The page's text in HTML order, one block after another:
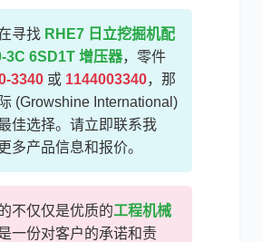
寻找 RHE7 日立挖掘机配
3C 6SD1T 增压器，零件
3340 或 1144003340，那
(Growshine International)
佳选择。请立即联系我
多产品信息和报价。
不仅仅是优质的工程机械
一份对客户的承诺和责